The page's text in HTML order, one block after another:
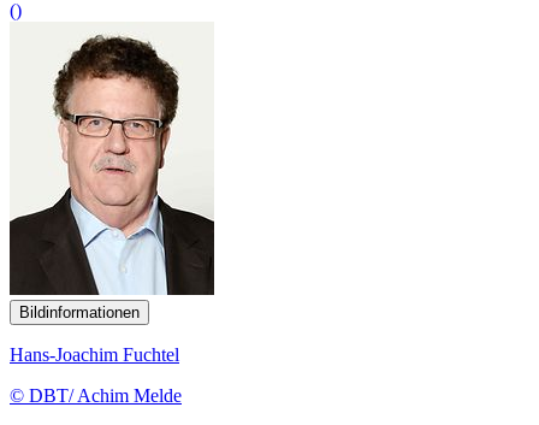
()
Bildinformationen
Hans-Joachim Fuchtel
© DBT/ Achim Melde